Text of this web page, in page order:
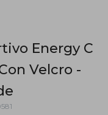
Energy C
Velcro -